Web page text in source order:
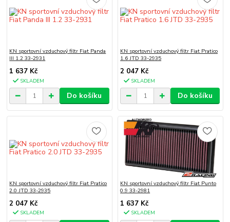
KN sportovní vzduchový filtr Fiat Panda
III 1.2 33-2931
1 637 Kč
SKLADEM
Do košíku
KN sportovní vzduchový filtr Fiat Pratico
1.6 JTD 33-2935
2 047 Kč
SKLADEM
Do košíku
KN sportovní vzduchový filtr Fiat Pratico
2.0 JTD 33-2935
2 047 Kč
SKLADEM
KN sportovní vzduchový filtr Fiat Punto
0.9 33-2981
1 637 Kč
SKLADEM